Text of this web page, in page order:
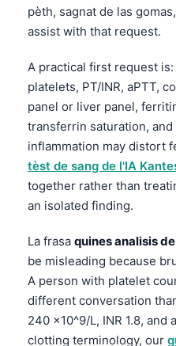
pèth, sagnat de las
assist with that request.
A practical first request
platelets, PT/INR, aPTT,
panel or liver panel,
transferrin saturation, and
inflammation may distort
tèst de sang de l'IA
together rather than
an isolated finding.
La frasa quines analisis
be misleading because
A person with platelet
different conversation
240 x10^9/L, INR 1.8, and
clotting terminology, our